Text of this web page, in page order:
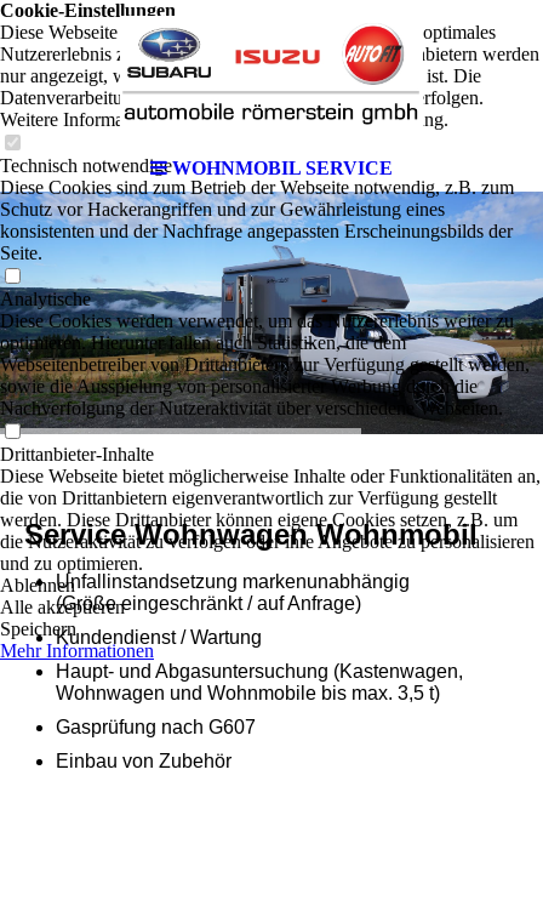
WOHNMOBIL SERVICE
Service Wohnwagen Wohnmobil
Unfallinstandsetzung markenunabhängig
(Größe eingeschränkt / auf Anfrage)
Kundendienst / Wartung
Haupt- und Abgasuntersuchung (Kastenwagen,
Wohnwagen und Wohnmobile bis max. 3,5 t)
Gasprüfung nach G607
Einbau von Zubehör
Cookie-Einstellungen
Diese Webseite verwendet Cookies, um Besuchern ein optimales
Nutzererlebnis zu bieten. Bestimmte Inhalte von Drittanbietern werden
nur angezeigt, wenn die entsprechende Option aktiviert ist. Die
Datenverarbeitung kann dann auch in einem Drittland erfolgen.
Weitere Informationen hierzu in der Datenschutzerklärung.
Technisch notwendige
Diese Cookies sind zum Betrieb der Webseite notwendig, z.B. zum
Schutz vor Hackerangriffen und zur Gewährleistung eines
konsistenten und der Nachfrage angepassten Erscheinungsbilds der
Seite.
Analytische
Diese Cookies werden verwendet, um das Nutzererlebnis weiter zu
optimieren. Hierunter fallen auch Statistiken, die dem
Webseitenbetreiber von Drittanbietern zur Verfügung gestellt werden,
sowie die Ausspielung von personalisierter Werbung durch die
Nachverfolgung der Nutzeraktivität über verschiedene Webseiten.
Drittanbieter-Inhalte
Diese Webseite bietet möglicherweise Inhalte oder Funktionalitäten an,
die von Drittanbietern eigenverantwortlich zur Verfügung gestellt
werden. Diese Drittanbieter können eigene Cookies setzen, z.B. um
die Nutzeraktivität zu verfolgen oder ihre Angebote zu personalisieren
und zu optimieren.
Ablehnen
Alle akzeptieren
Speichern
Mehr Informationen